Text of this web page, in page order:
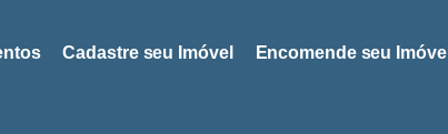
Cadastre seu Imóvel Encomende seu Imóvel